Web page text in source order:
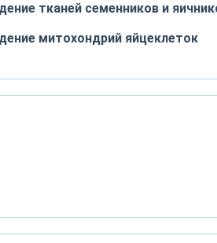
тканей семенников и
митохондрий яйцеклеток